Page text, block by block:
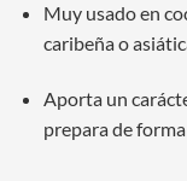
Muy usado en
caribeña o
Aporta un
prepara de